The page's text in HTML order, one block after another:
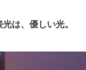
光は、 優しい光。